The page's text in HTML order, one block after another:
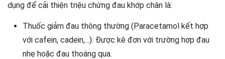
dụng để cải thiện triệu chứng đau khớp chân là:
Thuốc giảm đau thông thường (Paracetamol kết hợp
với cafein, cadein,...): Được kê đơn với trường hợp đau
nhẹ hoặc đau thoáng qua.